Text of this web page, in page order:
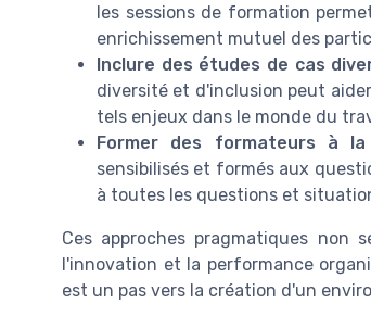
les sessions de formation
enrichissement mutuel des
Inclure des études de cas
diversité et d'inclusion peut
tels enjeux dans le monde du
Former des formateurs à
sensibilisés et formés aux
à toutes les questions et
Ces approches pragmatiques non
l'innovation et la performance
est un pas vers la création d'un